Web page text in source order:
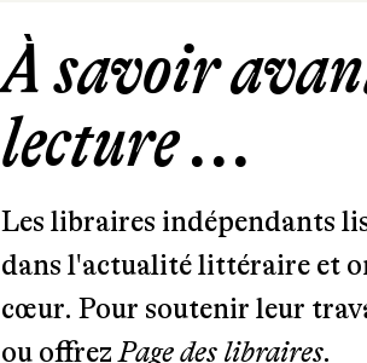
À savoir
lecture ...
Les libraires indépendants
dans l'actualité littéraire et
cœur. Pour soutenir leur
ou offrezPage des libraires.